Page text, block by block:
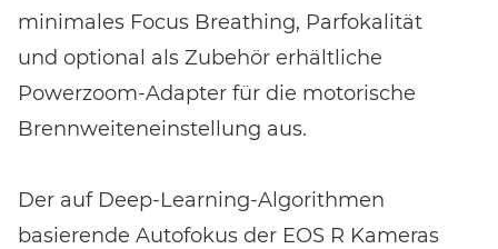
minimales Focus Breathing, Parfokalität
und optional als Zubehör erhältliche
Powerzoom-Adapter für die motorische
Brennweiteneinstellung aus.
Der auf Deep-Learning-Algorithmen
basierende Autofokus der EOS R Kameras